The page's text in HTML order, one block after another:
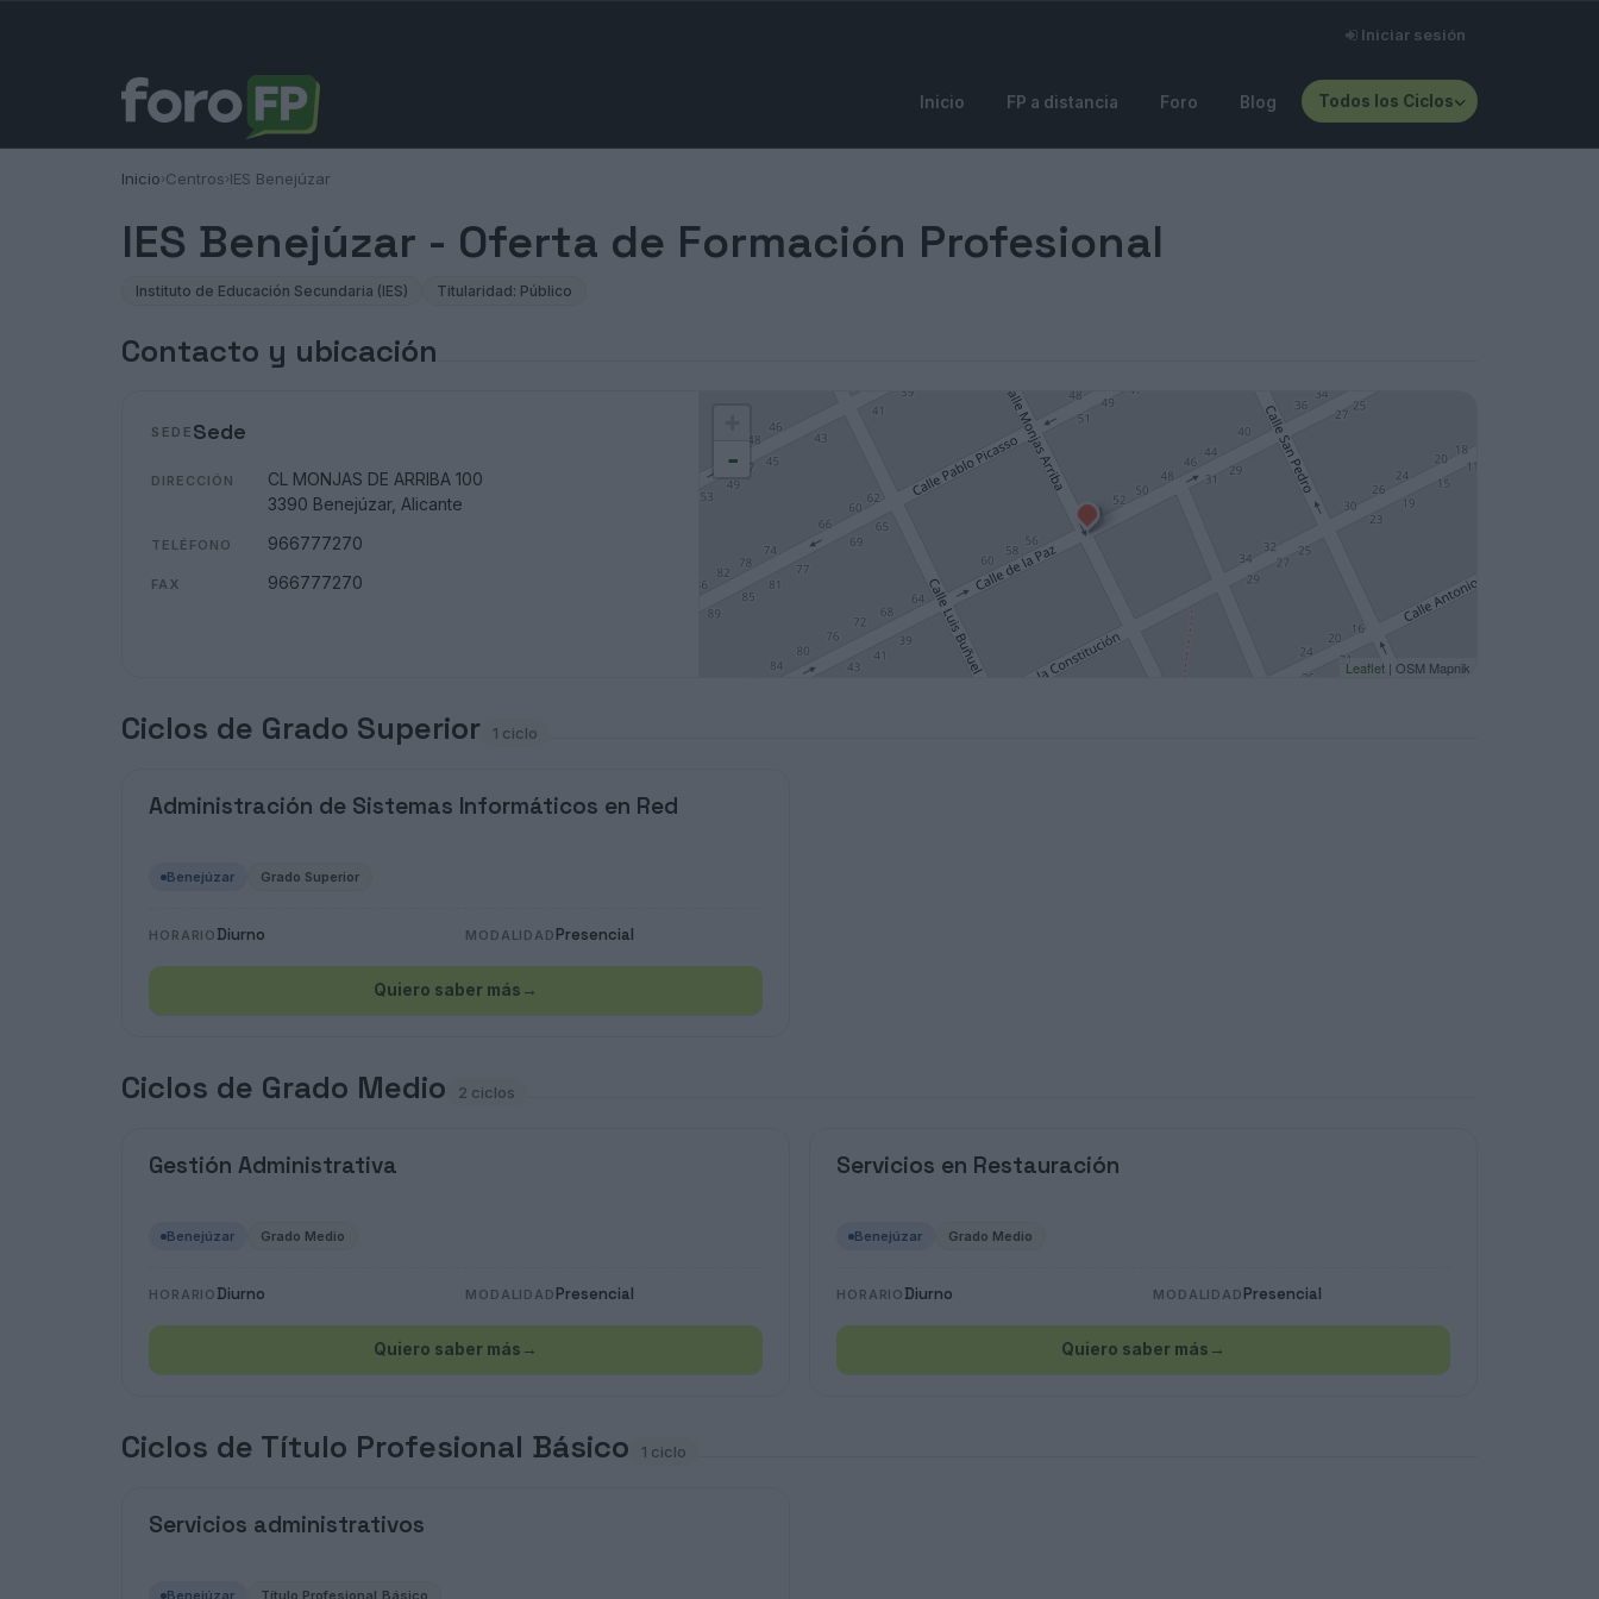
Iniciar sesión
Inicio FP a distancia Foro Blog Todos los Ciclos
Inicio›Centros›IES Benejúzar
IES Benejúzar - Oferta de Formación Profesional
Instituto de Educación Secundaria (IES) Titularidad: Público
Contacto y ubicación
SEDE Sede
DIRECCIÓN
CL MONJAS DE ARRIBA 100
3390 Benejúzar, Alicante
TELÉFONO 966777270
FAX 966777270
-
Leaflet| OSM Mapnik
Ciclos de Grado Superior 1 ciclo
Administración de Sistemas Informáticos en Red
Benejúzar Grado Superior
HORARIO Diurno MODALIDAD Presencial
Quiero saber más →
Ciclos de Grado Medio 2 ciclos
Gestión Administrativa
Benejúzar Grado Medio
HORARIO Diurno MODALIDAD Presencial
Quiero saber más →
Servicios en Restauración
Benejúzar Grado Medio
HORARIO Diurno MODALIDAD Presencial
Quiero saber más →
Ciclos de Título Profesional Básico 1 ciclo
Servicios administrativos
Benejúzar Título Profesional Básico